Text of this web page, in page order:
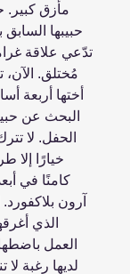
مأزق كبير.
حبيبها
تدّعي علاقة
مُختلق.
أختها أربعة
البحث عن
الحفل. لا
خيارًا إلا
كامنًا في
آرون
الذي
العمل
لديها رغبة لا